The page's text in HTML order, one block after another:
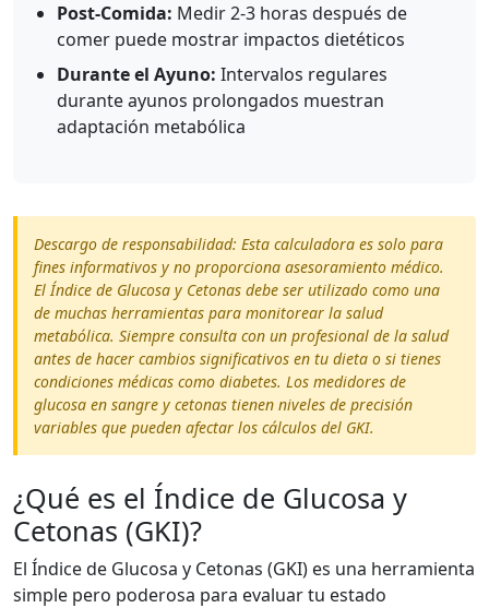
Post-Comida: Medir 2-3 horas después de
comer puede mostrar impactos dietéticos
Durante el Ayuno: Intervalos regulares
durante ayunos prolongados muestran
adaptación metabólica
Descargo de responsabilidad: Esta calculadora es solo para
fines informativos y no proporciona asesoramiento médico.
El Índice de Glucosa y Cetonas debe ser utilizado como una
de muchas herramientas para monitorear la salud
metabólica. Siempre consulta con un profesional de la salud
antes de hacer cambios significativos en tu dieta o si tienes
condiciones médicas como diabetes. Los medidores de
glucosa en sangre y cetonas tienen niveles de precisión
variables que pueden afectar los cálculos del GKI.
¿Qué es el Índice de Glucosa y
Cetonas (GKI)?
El Índice de Glucosa y Cetonas (GKI) es una herramienta
simple pero poderosa para evaluar tu estado